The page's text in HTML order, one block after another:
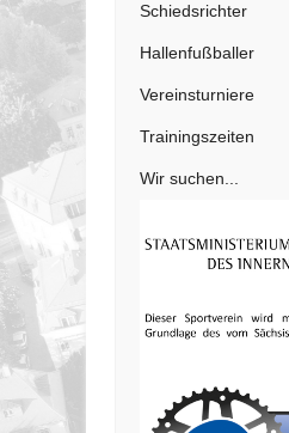
Schiedsrichter
Hallenfußballer
Vereinsturniere
Trainingszeiten
Wir suchen...